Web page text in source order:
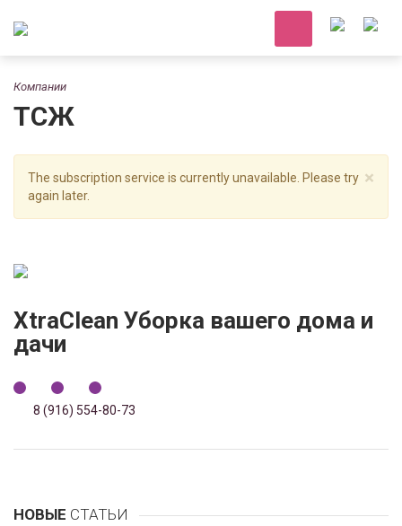
Компании
ТСЖ
×
The subscription service is currently unavailable. Please try
again later.
XtraClean Уборка вашего дома и
дачи
8 (916) 554-80-73
НОВЫЕ СТАТЬИ